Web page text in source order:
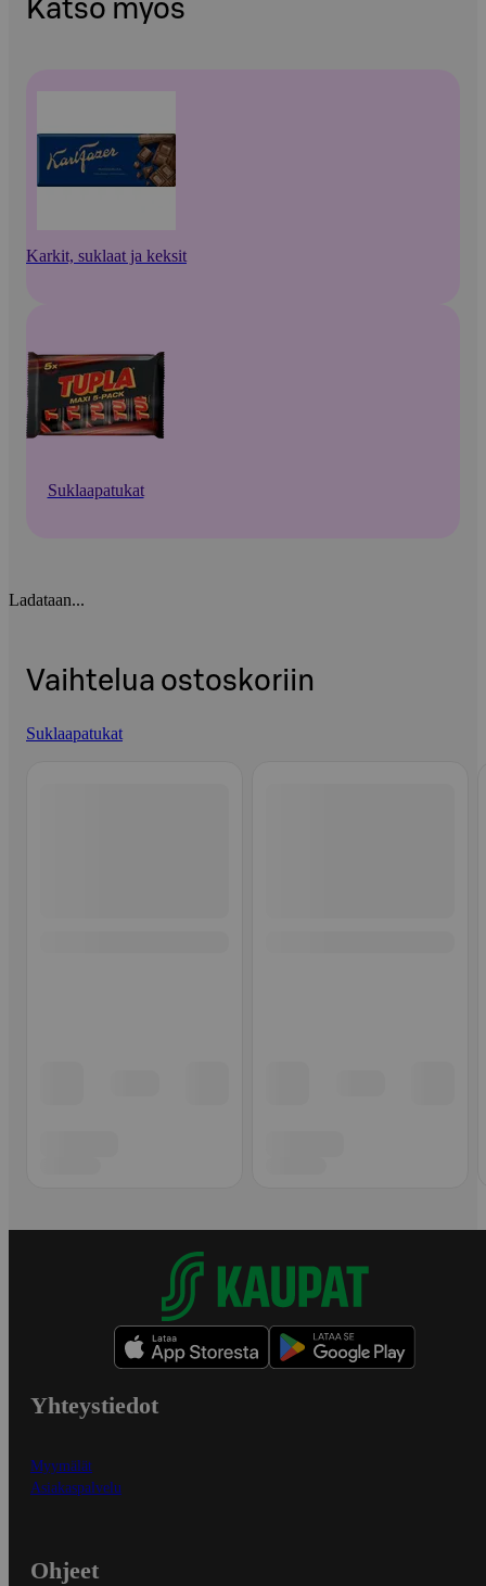
Katso myös
Karkit, suklaat ja keksit
Suklaapatukat
Ladataan...
Vaihtelua ostoskoriin
Suklaapatukat
Yhteystiedot
Myymälät
Asiakaspalvelu
Ohjeet